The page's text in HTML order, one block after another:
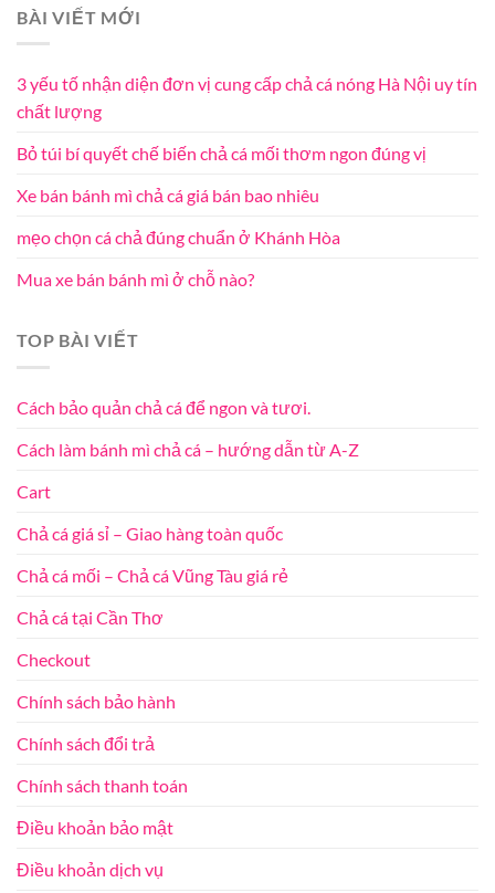
BÀI VIẾT MỚI
3 yếu tố nhận diện đơn vị cung cấp chả cá nóng Hà Nội uy tín
chất lượng
Bỏ túi bí quyết chế biến chả cá mối thơm ngon đúng vị
Xe bán bánh mì chả cá giá bán bao nhiêu
mẹo chọn cá chả đúng chuẩn ở Khánh Hòa
Mua xe bán bánh mì ở chỗ nào?
TOP BÀI VIẾT
Cách bảo quản chả cá để ngon và tươi.
Cách làm bánh mì chả cá – hướng dẫn từ A-Z
Cart
Chả cá giá sỉ – Giao hàng toàn quốc
Chả cá mối – Chả cá Vũng Tàu giá rẻ
Chả cá tại Cần Thơ
Checkout
Chính sách bảo hành
Chính sách đổi trả
Chính sách thanh toán
Điều khoản bảo mật
Điều khoản dịch vụ